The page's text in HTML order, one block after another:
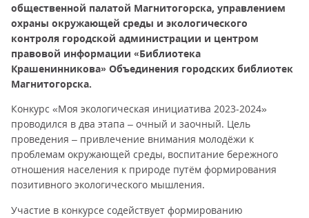
общественной палатой Магнитогорска, управлением
охраны окружающей среды и экологического
контроля городской администрации и центром
правовой информации «Библиотека
Крашенинникова» Объединения городских библиотек
Магнитогорска.
Конкурс «Моя экологическая инициатива 2023-2024»
проводился в два этапа – очный и заочный. Цель
проведения – привлечение внимания молодёжи к
проблемам окружающей среды, воспитание бережного
отношения населения к природе путём формирования
позитивного экологического мышления.
Участие в конкурсе содействует формированию